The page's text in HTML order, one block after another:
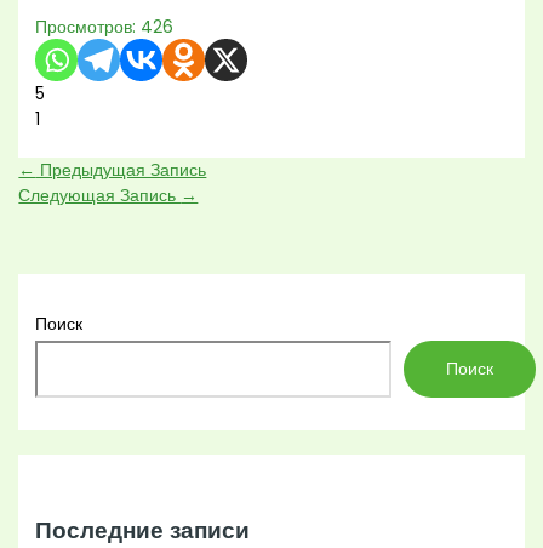
Просмотров: 426
5
1
← Предыдущая Запись
Следующая Запись →
Поиск
Поиск
Последние записи